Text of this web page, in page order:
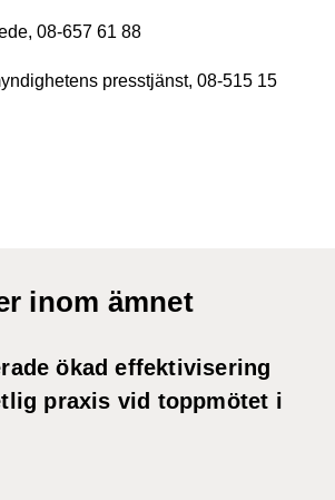
08-657 61 88
presstjänst, 08-515 15
inom ämnet
ökad effektivisering
praxis vid toppmötet i